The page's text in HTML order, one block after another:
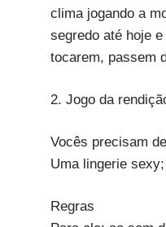
clima jogando a
segredo até hoje
tocarem, passem
2. Jogo da
Vocês precisam de
Uma lingerie
Regras